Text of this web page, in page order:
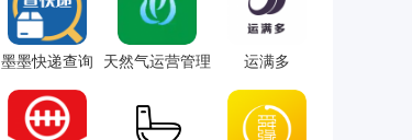
墨墨快递查询 天然气运营管理 运满多